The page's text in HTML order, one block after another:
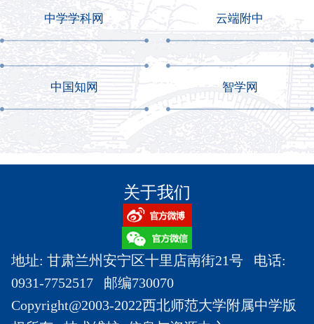
中学学科网 云端附中
中国知网 智学网
关于我们
地址: 甘肃兰州安宁区十里店南街21号 电话:
0931-7752517 邮编730070
Copyright@2003-2022西北师范大学附属中学版